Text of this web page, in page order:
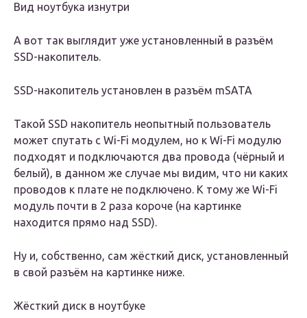
Вид ноутбука изнутри
А вот так выглядит уже установленный в разъём
SSD-накопитель.
SSD-накопитель установлен в разъём mSATA
Такой SSD накопитель неопытный пользователь
может спутать с Wi-Fi модулем, но к Wi-Fi модулю
подходят и подключаются два провода (чёрный и
белый), в данном же случае мы видим, что ни каких
проводов к плате не подключено. К тому же Wi-Fi
модуль почти в 2 раза короче (на картинке
находится прямо над SSD).
Ну и, собственно, сам жёсткий диск, установленный
в свой разъём на картинке ниже.
Жёсткий диск в ноутбуке